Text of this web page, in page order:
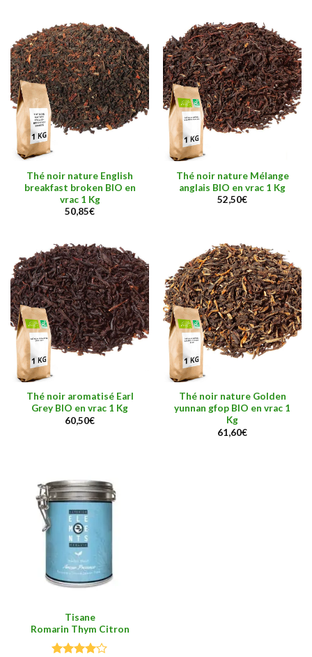
Thé noir nature English
breakfast broken BIO en
vrac 1 Kg
50,85€
Thé noir nature Mélange
anglais BIO en vrac 1 Kg
52,50€
Thé noir aromatisé Earl
Grey BIO en vrac 1 Kg
60,50€
Thé noir nature Golden
yunnan gfop BIO en vrac 1
Kg
61,60€
Tisane
Romarin Thym Citron